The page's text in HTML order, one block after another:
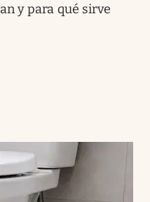
y para qué sirve